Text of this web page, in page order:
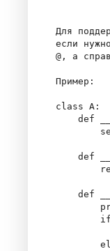
Для
если
@, а
Пример:
class A:
def
def
def